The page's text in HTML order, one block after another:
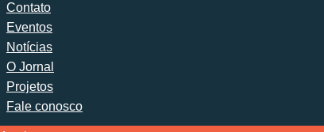
Contato
Eventos
Notícias
O Jornal
Projetos
Fale conosco